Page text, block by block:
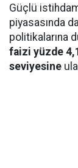
Güçlü
piyasasında
politikalarına
faizi yüzde
seviyesine